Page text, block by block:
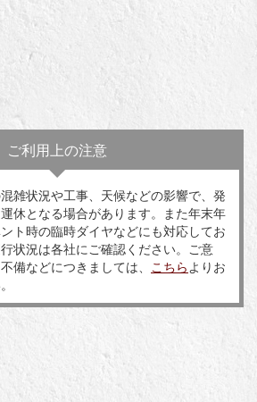
ご利用上の注意
混雑状況や工事、天候などの影響で、発
休となる場合があります。また年末年
ト時の臨時ダイヤなどにも対応してお
状況は各社にご確認ください。ご意
備などにつきましては、 こちらよりお